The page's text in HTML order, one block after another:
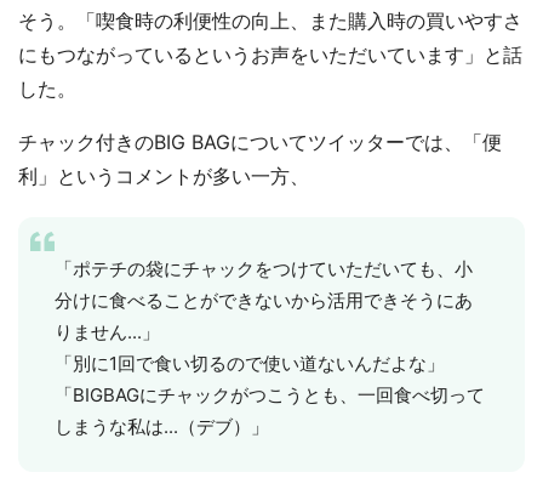
そう。「喫食時の利便性の向上、また購入時の買いやすさ
にもつながっているというお声をいただいています」と話
した。
チャック付きのBIG BAGについてツイッターでは、「便
利」というコメントが多い一方、
「ポテチの袋にチャックをつけていただいても、小
分けに食べることができないから活用できそうにあ
りません...」
「別に1回で食い切るので使い道ないんだよな」
「BIGBAGにチャックがつこうとも、一回食べ切って
しまうな私は...（デブ）」